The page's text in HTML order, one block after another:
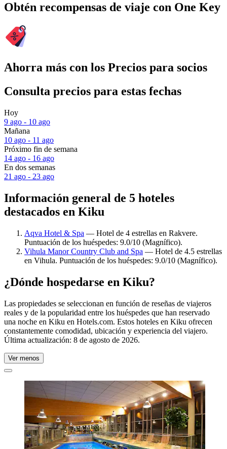
Obtén recompensas de viaje con One Key
Ahorra más con los Precios para socios
Consulta precios para estas fechas
Hoy
9 ago - 10 ago
Mañana
10 ago - 11 ago
Próximo fin de semana
14 ago - 16 ago
En dos semanas
21 ago - 23 ago
Información general de 5 hoteles
destacados en Kiku
Aqva Hotel & Spa — Hotel de 4 estrellas en Rakvere.
Puntuación de los huéspedes: 9.0/10 (Magnífico).
Vihula Manor Country Club and Spa — Hotel de 4.5 estrellas
en Vihula. Puntuación de los huéspedes: 9.0/10 (Magnífico).
¿Dónde hospedarse en Kiku?
Las propiedades se seleccionan en función de reseñas de viajeros
reales y de la popularidad entre los huéspedes que han reservado
una noche en Kiku en Hotels.com. Estos hoteles en Kiku ofrecen
constantemente comodidad, ubicación y experiencia del viajero.
Última actualización: 8 de agosto de 2026.
Ver menos